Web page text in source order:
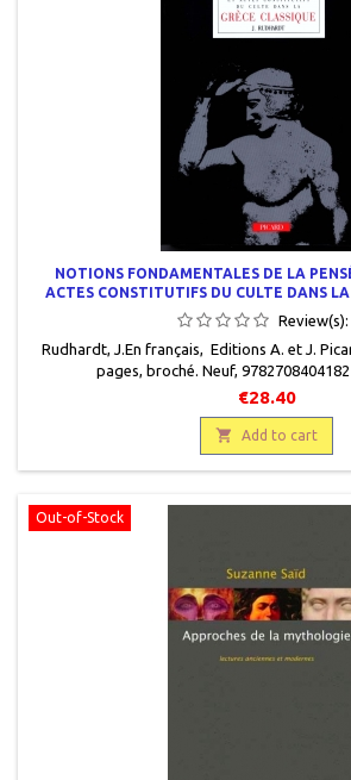
NOTIONS FONDAMENTALES DE LA
ACTES CONSTITUTIFS DU CULTE DANS LA
Review(s):
Rudhardt, J.En français, Editions A. et J.
pages, broché. Neuf,
€28.40
 Add to cart
Out-of-Stock